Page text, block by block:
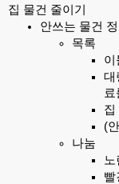
집 물건 줄이기
안쓰는 물건
목록
이
대
집
(
나눔
빨